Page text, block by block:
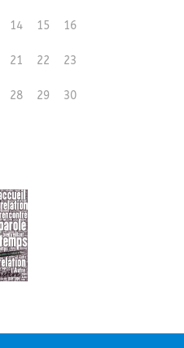
14 15 16
21 22 23
28 29 30